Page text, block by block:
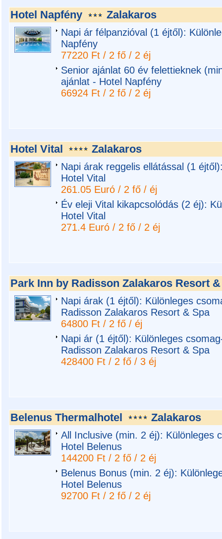
Hotel Napfény Zalakaros
Napi ár félpanzióval (1 éjtől):
Napfény
77220 Ft / 2 fő / 2 éj
Senior ajánlat 60 év felettieknek
ajánlat - Hotel Napfény
66924 Ft / 2 fő / 2 éj
Hotel Vital Zalakaros
Napi árak reggelis ellátással (1
Hotel Vital
261.05 Euró / 2 fő / éj
Év eleji Vital kikapcsolódás (2 éj):
Hotel Vital
271.4 Euró / 2 fő / 2 éj
Park Inn by Radisson Zalakaros Resort
Napi árak (1 éjtől): Különleges
Radisson Zalakaros Resort & Spa
64800 Ft / 2 fő / éj
Napi ár (1 éjtől): Különleges
Radisson Zalakaros Resort & Spa
428400 Ft / 2 fő / 3 éj
Belenus Thermalhotel Zalakaros
All Inclusive (min. 2 éj): Különleges
Hotel Belenus
144200 Ft / 2 fő / 2 éj
Belenus Bonus (min. 2 éj):
Hotel Belenus
92700 Ft / 2 fő / 2 éj